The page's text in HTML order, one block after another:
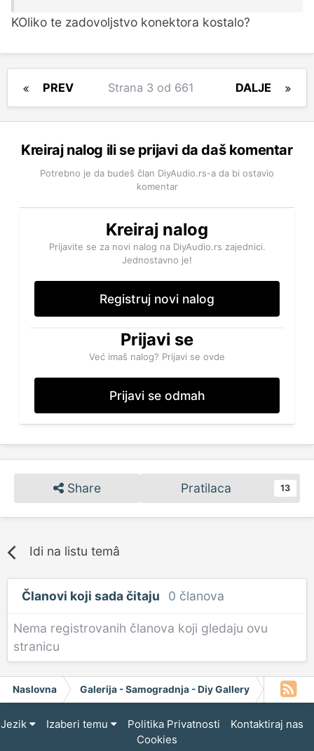
KOliko te zadovoljstvo konektora kostalo?
PREV DALJE
Strana 3 od 661
Kreiraj nalog ili se prijavi da daš komentar
Potrebno je da budeš član DiyAudio.rs-a da bi ostavio
komentar
Kreiraj nalog
Prijavite se za novi nalog na DiyAudio.rs zajednici.
Jednostavno je!
Registruj novi nalog
Prijavi se
Već imaš nalog? Prijavi se ovde
Prijavi se odmah
Share Pratilaca 13
Idi na listu temâ
Članovi koji sada čitaju 0 članova
Nema registrovanih članova koji gledaju ovu
stranicu
Naslovna Galerija - Samogradnja - Diy Gallery Fresh
Jezik Izaberi temu Politika Privatnosti
Kontaktiraj nas
Cookies